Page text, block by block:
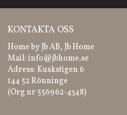
KONTAKTA OSS
Home by Jb AB, Jb Home
Mail:info@jbhome.se
Adress: Kuskstigen 6
144 52 Rönninge
(Org nr 556962-4348)